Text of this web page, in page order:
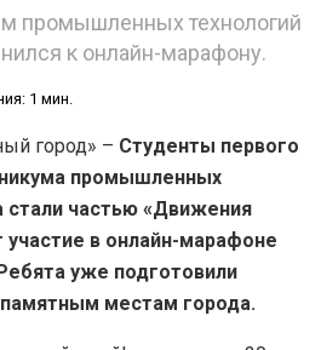
промышленных технологий
к онлайн-марафону.
1 мин.
город» – Студенты первого
промышленных
стали частью «Движения
в онлайн-марафоне
уже подготовили
местам города.